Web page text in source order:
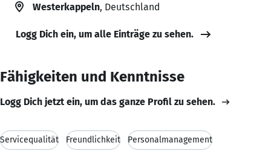
Westerkappeln, Deutschland
Logg Dich ein, um alle Einträge zu sehen.
Fähigkeiten und Kenntnisse
Logg Dich jetzt ein, um das ganze Profil zu sehen.
Servicequalität Freundlichkeit Personalmanagement